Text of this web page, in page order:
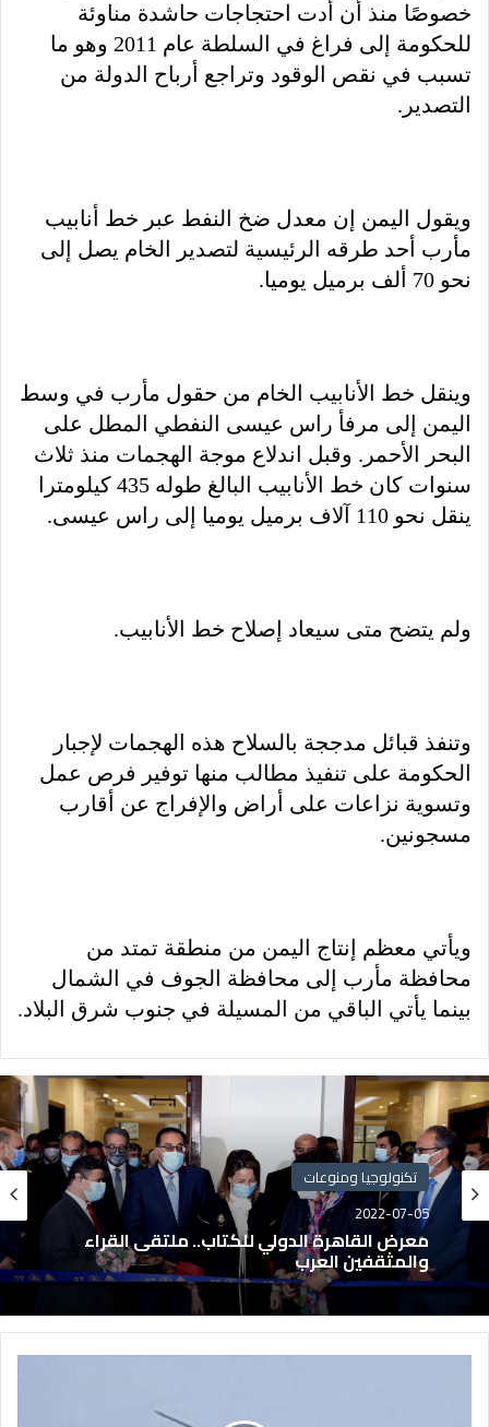
خصوصًا منذ أن أدت احتجاجات حاشدة مناوئة
للحكومة إلى فراغ في السلطة عام 2011 وهو ما
تسبب في نقص الوقود وتراجع أرباح الدولة من
التصدير.
ويقول اليمن إن معدل ضخ النفط عبر خط أنابيب
مأرب أحد طرقه الرئيسية لتصدير الخام يصل إلى
نحو 70 ألف برميل يوميا.
وينقل خط الأنابيب الخام من حقول مأرب في وسط
اليمن إلى مرفأ راس عيسى النفطي المطل على
البحر الأحمر. وقبل اندلاع موجة الهجمات منذ ثلاث
سنوات كان خط الأنابيب البالغ طوله 435 كيلومترا
ينقل نحو 110 آلاف برميل يوميا إلى راس عيسى.
ولم يتضح متى سيعاد إصلاح خط الأنابيب.
وتنفذ قبائل مدججة بالسلاح هذه الهجمات لإجبار
الحكومة على تنفيذ مطالب منها توفير فرص عمل
وتسوية نزاعات على أراض والإفراج عن أقارب
مسجونين.
ويأتي معظم إنتاج اليمن من منطقة تمتد من
محافظة مأرب إلى محافظة الجوف في الشمال
بينما يأتي الباقي من المسيلة في جنوب شرق البلاد.
تكنولوجيا ومنوعات
2022-07-05
معرض القاهرة الدولي للكتاب.. ملتقى القراء
والمثقفين العرب